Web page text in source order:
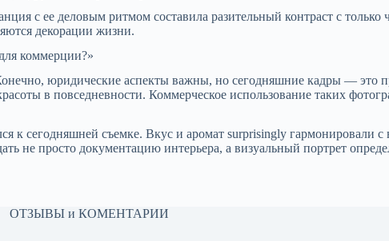
с ее деловым ритмом составила разительный контраст с
декорации жизни.
коммерции?»
юридические аспекты важны, но сегодняшние кадры — это
в повседневности. Коммерческое использование таких
к сегодняшней съемке. Вкус и аромат surprisingly гармонировали
не просто документацию интерьера, а визуальный портрет
ОТЗЫВЫ и КОМЕНТАРИИ